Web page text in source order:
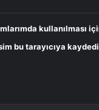
kullanılması
bu tarayıcıya